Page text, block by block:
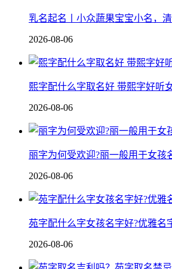
乳名起名丨小众蔬果宝宝小名，
2026-08-06
熙字配什么字取名好 带熙字好听
2026-08-06
丽字为何受欢迎?丽一般用于女孩
2026-08-06
苑字配什么字女孩名字好?优雅名
2026-08-06